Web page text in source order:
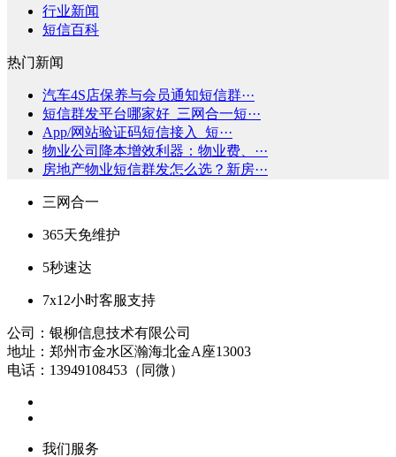
行业新闻
短信百科
热门新闻
汽车4S店保养与会员通知短信群···
短信群发平台哪家好_三网合一短···
App/网站验证码短信接入_短···
物业公司降本增效利器：物业费、···
房地产物业短信群发怎么选？新房···
三网合一
365天免维护
5秒速达
7x12小时客服支持
公司：银柳信息技术有限公司
地址：郑州市金水区瀚海北金A座13003
电话：13949108453（同微）
我们服务